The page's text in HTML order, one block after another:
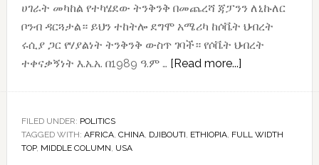
ሀገራት መካከል የተካሄደው ትንቅንቅ በመጨረሻ ጃፓንን ለኒኩለር
ቦንብ ዳርጓታል። ይህን ተከትሎ ደግሞ አሜሪካ ከሶቬት ህብረት
ሩሲያ ጋር የሃያልነት ትንቅንቅ ውስጥ ገባች። የሶቬት ህብረት
ተቀናቃኝነት እ.አ.አ. በ1989 ዓ.ም … [Read more...]about
፩:
FILED UNDER: POLITICS
TAGGED WITH: AFRICA, CHINA, DJIBOUTI, ETHIOPIA, FULL WIDTH
TOP, MIDDLE COLUMN, USA